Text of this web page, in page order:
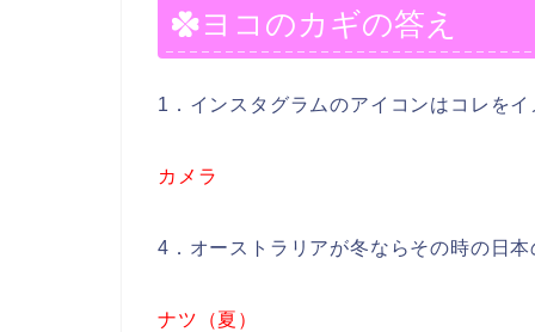
ヨコのカギの答え
1．インスタグラムのアイコンはコレを
カメラ
4．オーストラリアが冬ならその時の日
ナツ（夏）